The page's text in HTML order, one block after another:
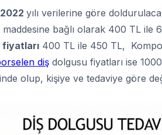
yılı verilerine göre
maddesine bağlı olarak 400 TL ile
fiyatları 400 TL ile 450 TL,
diş dolgusu fiyatları ise
olup, kişiye ve tedaviye göre